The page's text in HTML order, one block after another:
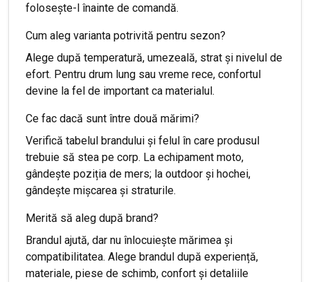
folosește-l înainte de comandă.
Cum aleg varianta potrivită pentru sezon?
Alege după temperatură, umezeală, strat și nivelul de
efort. Pentru drum lung sau vreme rece, confortul
devine la fel de important ca materialul.
Ce fac dacă sunt între două mărimi?
Verifică tabelul brandului și felul în care produsul
trebuie să stea pe corp. La echipament moto,
gândește poziția de mers; la outdoor și hochei,
gândește mișcarea și straturile.
Merită să aleg după brand?
Brandul ajută, dar nu înlocuiește mărimea și
compatibilitatea. Alege brandul după experiență,
materiale, piese de schimb, confort și detaliile